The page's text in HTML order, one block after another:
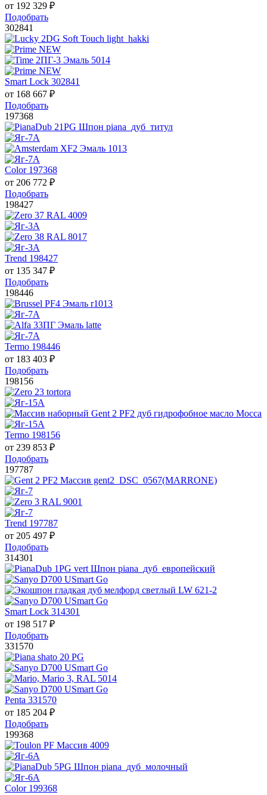
от 192 329 ₽
Подобрать
302841
Smart Lock 302841
от 168 667 ₽
Подобрать
197368
Color 197368
от 206 772 ₽
Подобрать
198427
Trend 198427
от 135 347 ₽
Подобрать
198446
Termo 198446
от 183 403 ₽
Подобрать
198156
Termo 198156
от 239 853 ₽
Подобрать
197787
Trend 197787
от 205 497 ₽
Подобрать
314301
Smart Lock 314301
от 198 517 ₽
Подобрать
331570
Penta 331570
от 185 204 ₽
Подобрать
199368
Color 199368